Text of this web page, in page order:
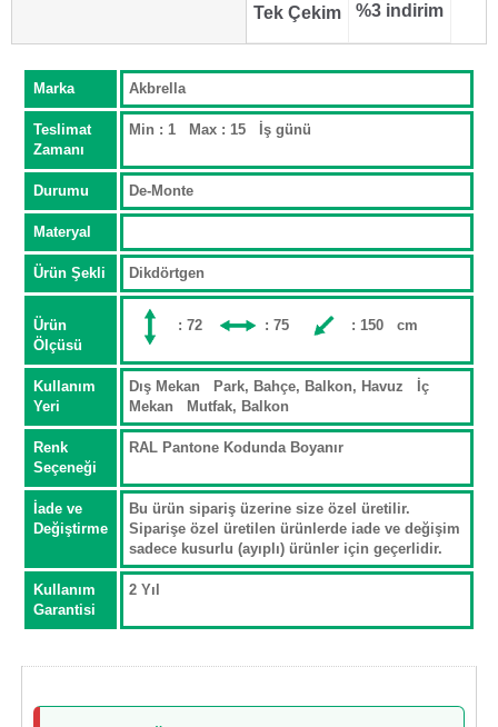
Tek Çekim %3 indirim
Marka Akbrella
Teslimat
Zamanı
Min : 1 Max : 15 İş günü
Durumu De-Monte
Materyal
Ürün Şekli Dikdörtgen
Ürün
Ölçüsü
: 72 : 75 : 150 cm
Kullanım
Yeri
Dış Mekan Park, Bahçe, Balkon, Havuz İç
Mekan Mutfak, Balkon
Renk
Seçeneği
RAL Pantone Kodunda Boyanır
İade ve
Değiştirme
Bu ürün sipariş üzerine size özel üretilir.
Siparişe özel üretilen ürünlerde iade ve değişim
sadece kusurlu (ayıplı) ürünler için geçerlidir.
Kullanım
Garantisi
2 Yıl